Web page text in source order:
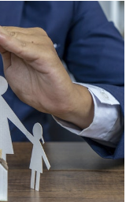
Investimento?
Veiculares e para